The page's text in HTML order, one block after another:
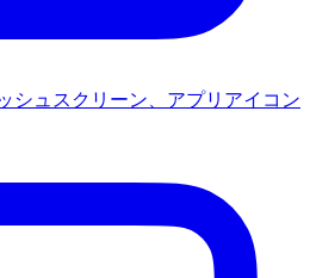
シュスクリーン、アプリアイコン